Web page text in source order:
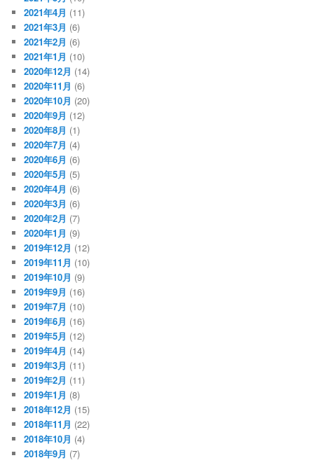
2021年4月 (11)
2021年3月 (6)
2021年2月 (6)
2021年1月 (10)
2020年12月 (14)
2020年11月 (6)
2020年10月 (20)
2020年9月 (12)
2020年8月 (1)
2020年7月 (4)
2020年6月 (6)
2020年5月 (5)
2020年4月 (6)
2020年3月 (6)
2020年2月 (7)
2020年1月 (9)
2019年12月 (12)
2019年11月 (10)
2019年10月 (9)
2019年9月 (16)
2019年7月 (10)
2019年6月 (16)
2019年5月 (12)
2019年4月 (14)
2019年3月 (11)
2019年2月 (11)
2019年1月 (8)
2018年12月 (15)
2018年11月 (22)
2018年10月 (4)
2018年9月 (7)